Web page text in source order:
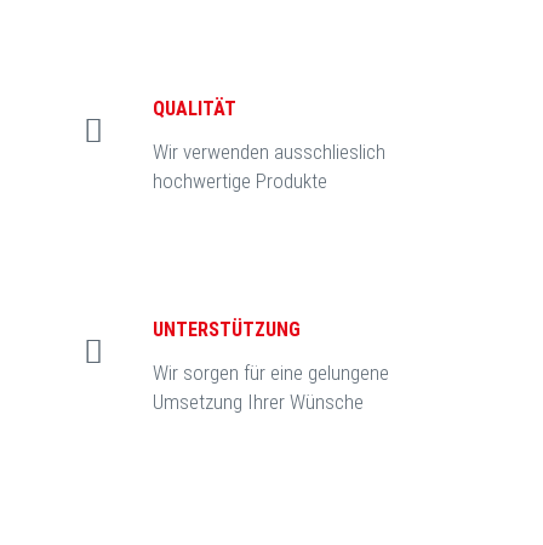
QUALITÄT
Wir verwenden ausschlieslich
hochwertige Produkte
UNTERSTÜTZUNG
Wir sorgen für eine gelungene
Umsetzung Ihrer Wünsche